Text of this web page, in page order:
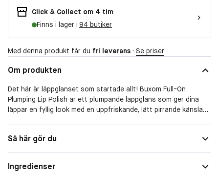
Click & Collect om 4 tim
Finns i lager i 94 butiker
Med denna produkt får du fri leverans · Se priser
Om produkten
Det här är läppglanset som startade allt! Buxom Full-On
Plumping Lip Polish är ett plumpande läppglans som ger dina
läppar en fyllig look med en uppfriskande, lätt pirrande känsla
läpparnas naturliga volym och samtidigt hålla dem återfuktade,
mjuka och läckra. Använd det som det är för en strålande finish
Så här gör du
Ingredienser